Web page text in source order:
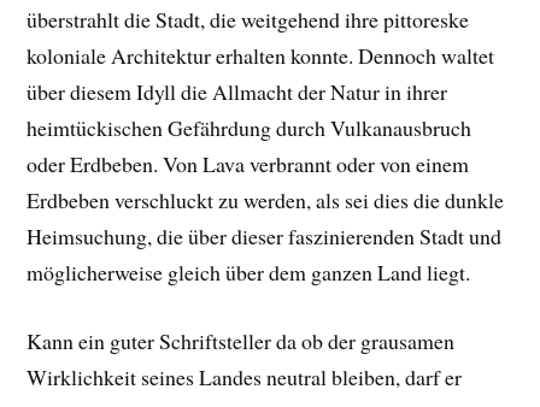
überstrahlt die Stadt, die weitgehend ihre pittoreske
koloniale Architektur erhalten konnte. Dennoch waltet
über diesem Idyll die Allmacht der Natur in ihrer
heimtückischen Gefährdung durch Vulkanausbruch
oder Erdbeben. Von Lava verbrannt oder von einem
Erdbeben verschluckt zu werden, als sei dies die dunkle
Heimsuchung, die über dieser faszinierenden Stadt und
möglicherweise gleich über dem ganzen Land liegt.
Kann ein guter Schriftsteller da ob der grausamen
Wirklichkeit seines Landes neutral bleiben, darf er